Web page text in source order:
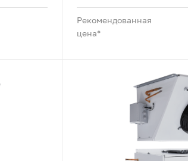
Рекомендованная
цена*